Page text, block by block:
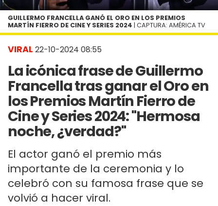
VIRAL 22-10-2024 08:55
La icónica frase de Guillermo
Francella tras ganar el Oro en
los Premios Martín Fierro de
Cine y Series 2024: "Hermosa
noche, ¿verdad?"
El actor ganó el premio más
importante de la ceremonia y lo
celebró con su famosa frase que se
volvió a hacer viral.
GUILLERMO FRANCELLA GANÓ EL ORO EN LOS PREMIOS
MARTÍN FIERRO DE CINE Y SERIES 2024 | CAPTURA: AMÉRICA TV